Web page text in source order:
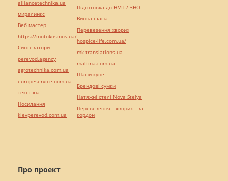
Про проект
alliancetechnika.ua
миралинкс
Веб мастер
https://motokosmos.ua/
Синтезатори
perevod.agency
agrotechnika.com.ua
europeservice.com.ua
текст юа
Посилання
kievperevod.com.ua
Підготовка до НМТ / ЗНО
Винна шафа
Перевезення хворих
hospice-life.com.ua/
mk-translations.ua
maltina.com.ua
Шафи купе
Брендові сумки
Натяжні стелі Nova Stelya
Перевезення хворих за
кордон